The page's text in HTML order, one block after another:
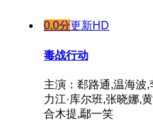
0.0分更新HD
毒战行动
主演：郄路通,温海波
力江·库尔班,张晓娜,
合木提,鄢一笑